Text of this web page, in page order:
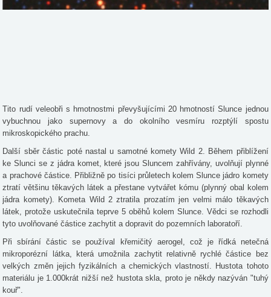
Tito rudí veleobři s hmotnostmi převyšujícími 20 hmotností Slunce jednou
vybuchnou jako supernovy a do okolního vesmíru rozptýlí spostu
mikroskopického prachu.
Další sběr částic poté nastal u samotné komety Wild 2. Během přiblížení
ke Slunci se z jádra komet, které jsou Sluncem zahřívány, uvolňují plynné
a prachové částice. Přibližně po tisíci průletech kolem Slunce jádro komety
ztratí většinu těkavých látek a přestane vytvářet kómu (plynný obal kolem
jádra komety). Kometa Wild 2 ztratila prozatím jen velmi málo těkavých
látek, protože uskutečnila teprve 5 oběhů kolem Slunce. Vědci se rozhodli
tyto uvolňované částice zachytit a dopravit do pozemních laboratoří.
Při sbírání částic se používal křemičitý aerogel, což je řídká netečná
mikroporézní látka, která umožnila zachytit relativně rychlé částice bez
velkých změn jejich fyzikálních a chemických vlastností. Hustota tohoto
materiálu je 1.000krát nižší než hustota skla, proto je někdy nazýván "tuhý
kouř".